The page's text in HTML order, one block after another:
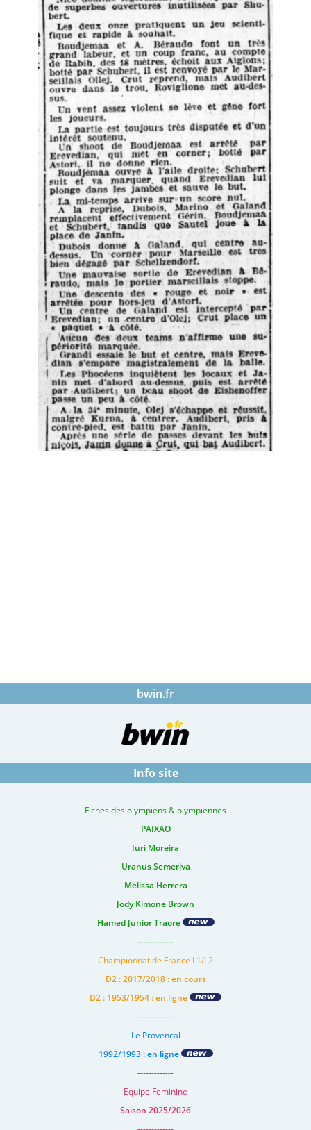
bwin.fr
Info site
Fiches des olympiens & olympiennes
PAIXAO
Iuri Moreira
Uranus Semeriva
Melissa Herrera
Jody Kimone Brown
Hamed Junior Traore
-------------
Championnat de France L1/L2
D2 : 2017/2018 : en cours
D2 : 1953/1954 : en ligne
-------------
Le Provencal
1992/1993 : en ligne
-------------
Equipe Feminine
Saison 2025/2026